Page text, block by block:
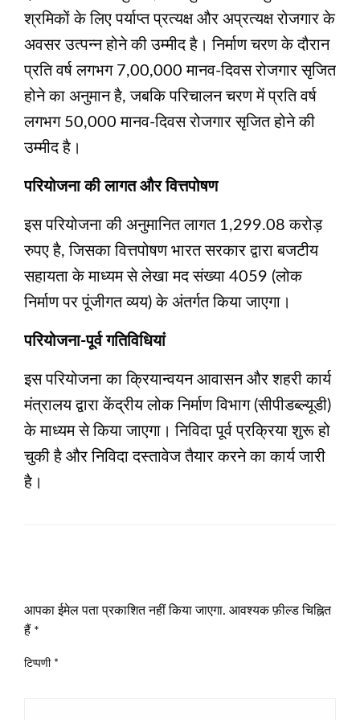
श्रमिकों के लिए पर्याप्त प्रत्यक्ष और अप्रत्यक्ष रोजगार के
अवसर उत्पन्न होने की उम्मीद है। निर्माण चरण के दौरान
प्रति वर्ष लगभग 7,00,000 मानव-दिवस रोजगार सृजित
होने का अनुमान है, जबकि परिचालन चरण में प्रति वर्ष
लगभग 50,000 मानव-दिवस रोजगार सृजित होने की
उम्मीद है।
परियोजना की लागत और वित्तपोषण
इस परियोजना की अनुमानित लागत 1,299.08 करोड़
रुपए है, जिसका वित्तपोषण भारत सरकार द्वारा बजटीय
सहायता के माध्यम से लेखा मद संख्या 4059 (लोक
निर्माण पर पूंजीगत व्यय) के अंतर्गत किया जाएगा।
परियोजना-पूर्व गतिविधियां
इस परियोजना का क्रियान्वयन आवासन और शहरी कार्य
मंत्रालय द्वारा केंद्रीय लोक निर्माण विभाग (सीपीडब्ल्यूडी)
के माध्यम से किया जाएगा। निविदा पूर्व प्रक्रिया शुरू हो
चुकी है और निविदा दस्तावेज तैयार करने का कार्य जारी
है।
आपका ईमेल पता प्रकाशित नहीं किया जाएगा. आवश्यक फ़ील्ड चिह्नित
हैं *
टिप्पणी *